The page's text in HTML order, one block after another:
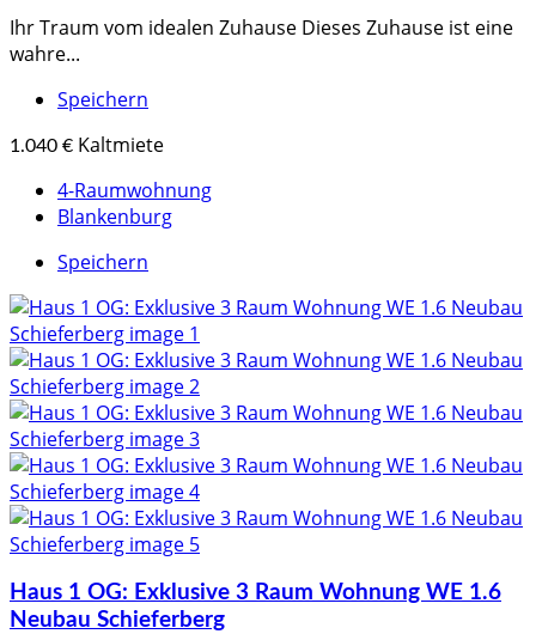
Ihr Traum vom idealen Zuhause Dieses Zuhause ist eine
wahre...
Speichern
1.040 € Kaltmiete
4-Raumwohnung
Blankenburg
Speichern
Haus 1 OG: Exklusive 3 Raum Wohnung WE 1.6
Neubau Schieferberg